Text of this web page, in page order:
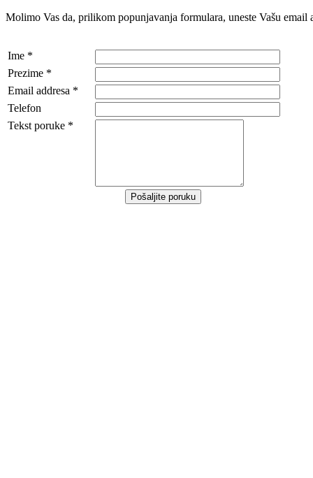
Molimo Vas da, prilikom popunjavanja formulara, uneste Vašu
Ime *
Prezime *
Email addresa *
Telefon
Tekst poruke *